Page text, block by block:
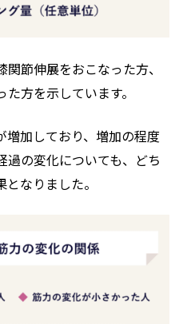
節伸展をおこなった方、
方を示しています。
増加しており、増加の程度
の変化についても、どち
なりました。